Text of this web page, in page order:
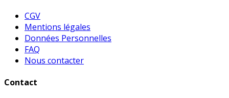
CGV
Mentions légales
Données Personnelles
FAQ
Nous contacter
Contact